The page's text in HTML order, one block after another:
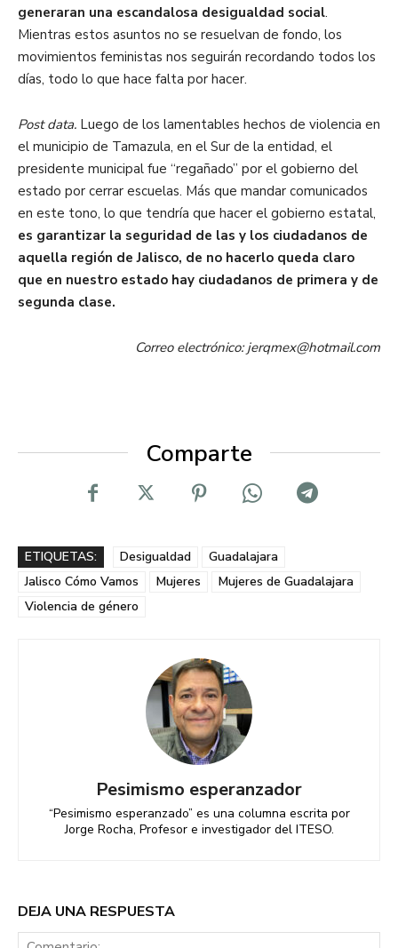
generaran una escandalosa desigualdad social.
Mientras estos asuntos no se resuelvan de fondo, los
movimientos feministas nos seguirán recordando todos los
días, todo lo que hace falta por hacer.
Post data. Luego de los lamentables hechos de violencia en
el municipio de Tamazula, en el Sur de la entidad, el
presidente municipal fue “regañado” por el gobierno del
estado por cerrar escuelas. Más que mandar comunicados
en este tono, lo que tendría que hacer el gobierno estatal,
es garantizar la seguridad de las y los ciudadanos de
aquella región de Jalisco, de no hacerlo queda claro
que en nuestro estado hay ciudadanos de primera y de
segunda clase.
Correo electrónico: jerqmex@hotmail.com
Comparte
ETIQUETAS: Desigualdad
Guadalajara
Jalisco Cómo Vamos
Mujeres
Mujeres de Guadalajara
Violencia de género
Pesimismo esperanzador
“Pesimismo esperanzado” es una columna escrita por
Jorge Rocha, Profesor e investigador del ITESO.
DEJA UNA RESPUESTA